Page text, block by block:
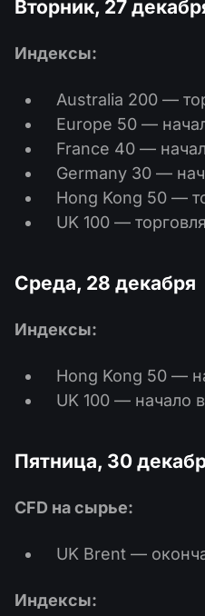
Вторник, 27
Индексы:
Australia 200 —
Europe 50 —
France 40 —
Germany 30 —
Hong Kong 50 —
UK 100 —
Среда, 28 декабря
Индексы:
Hong Kong 50 —
UK 100 — начало
Пятница, 30
CFD на сырье:
UK Brent —
Индексы: